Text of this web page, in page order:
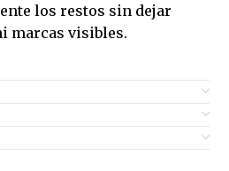
los restos sin dejar
marcas visibles.